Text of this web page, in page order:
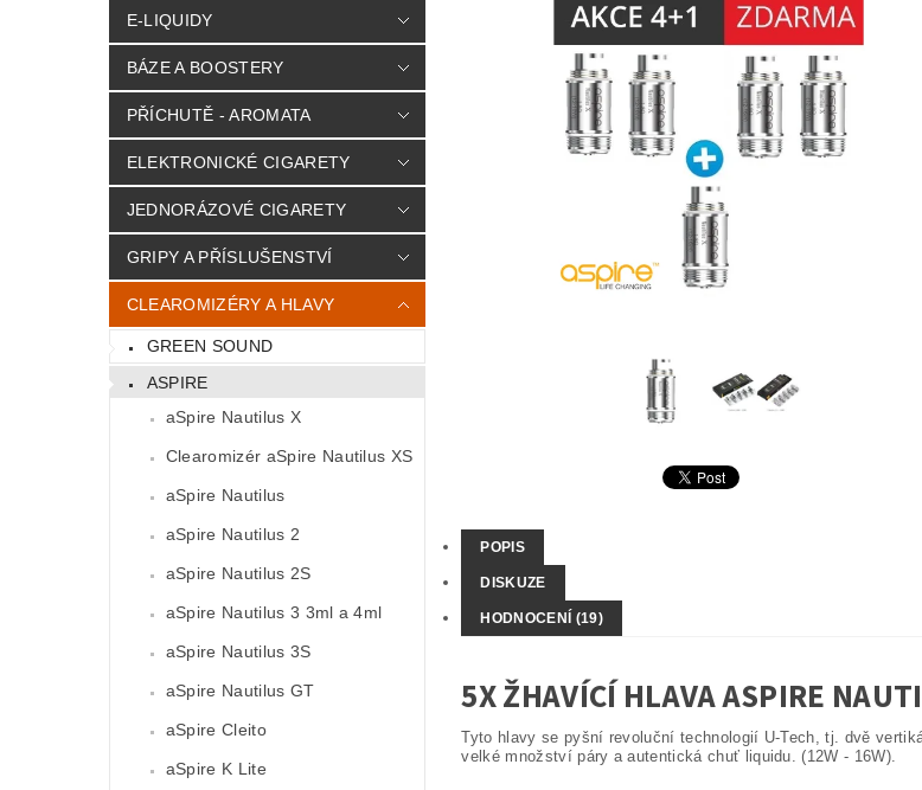
E-LIQUIDY
BÁZE A BOOSTERY
PŘÍCHUTĚ - AROMATA
ELEKTRONICKÉ CIGARETY
JEDNORÁZOVÉ CIGARETY
GRIPY A PŘÍSLUŠENSTVÍ
CLEAROMIZÉRY A HLAVY
GREEN SOUND
ASPIRE
aSpire Nautilus X
Clearomizér aSpire Nautilus XS
aSpire Nautilus
aSpire Nautilus 2
aSpire Nautilus 2S
aSpire Nautilus 3 3ml a 4ml
aSpire Nautilus 3S
aSpire Nautilus GT
aSpire Cleito
aSpire K Lite
POPIS
DISKUZE
HODNOCENÍ (19)
5X ŽHAVÍCÍ HLAVA ASPIRE
Tyto hlavy se pyšní revoluční technologií U-Tech, tj. dvě
velké množství páry a autentická chuť liquidu. (12W - 16W).